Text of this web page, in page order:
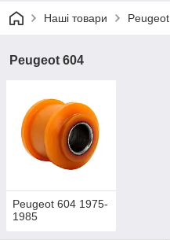
Наші товари Peugeot
Peugeot 604
Peugeot 604 1975-
1985